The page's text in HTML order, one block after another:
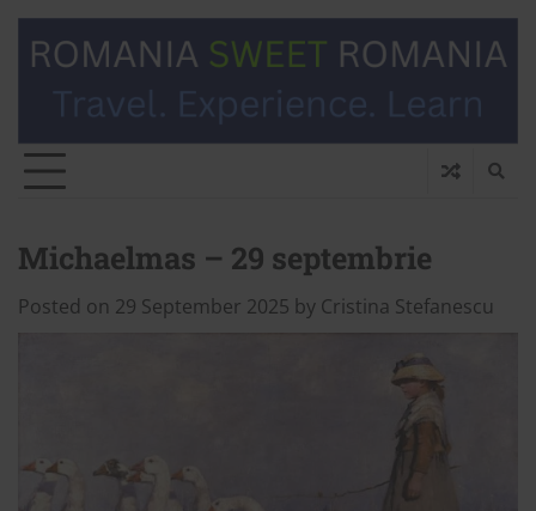
Michaelmas – 29 septembrie
Posted on 29 September 2025 by Cristina Stefanescu